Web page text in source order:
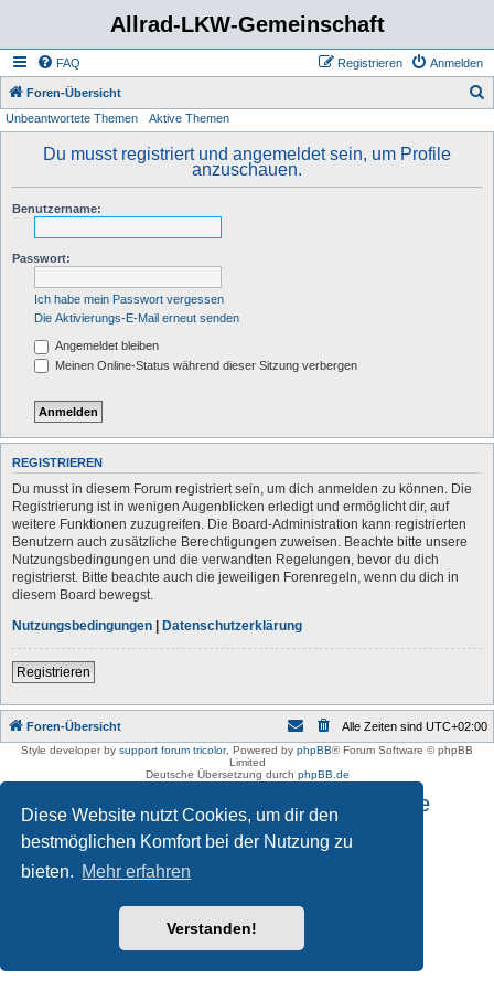
Diese Website nutzt Cookies, um dir den
bestmöglichen Komfort bei der Nutzung zu
bieten. Mehr erfahren
Verstanden!
Allrad-LKW-Gemeinschaft
FAQ Anmelden
Registrieren
Foren-Übersicht
Unbeantwortete Themen Aktive Themen
Du musst registriert und angemeldet sein, um Profile
anzuschauen.
Benutzername:
Passwort:
Ich habe mein Passwort vergessen
Die Aktivierungs-E-Mail erneut senden
Angemeldet bleiben
Meinen Online-Status während dieser Sitzung verbergen
REGISTRIEREN
Du musst in diesem Forum registriert sein, um dich anmelden zu können. Die
Registrierung ist in wenigen Augenblicken erledigt und ermöglicht dir, auf
weitere Funktionen zuzugreifen. Die Board-Administration kann registrierten
Benutzern auch zusätzliche Berechtigungen zuweisen. Beachte bitte unsere
Nutzungsbedingungen und die verwandten Regelungen, bevor du dich
registrierst. Bitte beachte auch die jeweiligen Forenregeln, wenn du dich in
diesem Board bewegst.
Nutzungsbedingungen | Datenschutzerklärung
Registrieren
Foren-Übersicht Alle Zeiten sind UTC+02:00
Style developer by support forum tricolor, Powered by phpBB® Forum Software © phpBB
Limited
Deutsche Übersetzung durch phpBB.de
Impressum und Datenschutzhinweise